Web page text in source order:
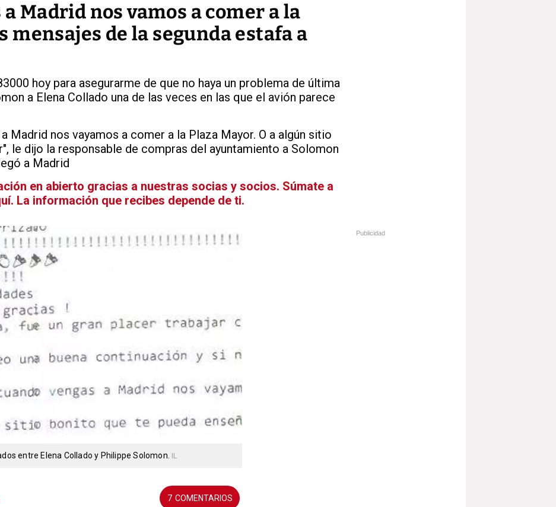
Madrid nos vamos a comer a la
mensajes de la segunda estafa a
hoy para asegurarme de que no haya un problema de última
a Elena Collado una de las veces en las que el avión parece
Madrid nos vayamos a comer a la Plaza Mayor. O a algún sitio
le dijo la responsable de compras del ayuntamiento a Solomon
a Madrid
en abierto gracias a nuestras socias y socios. Súmate a
La información que recibes depende de ti.
entre Elena Collado y Philippe Solomon. IL
7
Publicidad